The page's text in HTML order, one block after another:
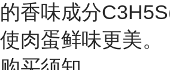
的香味成分
使肉蛋鲜味更美。